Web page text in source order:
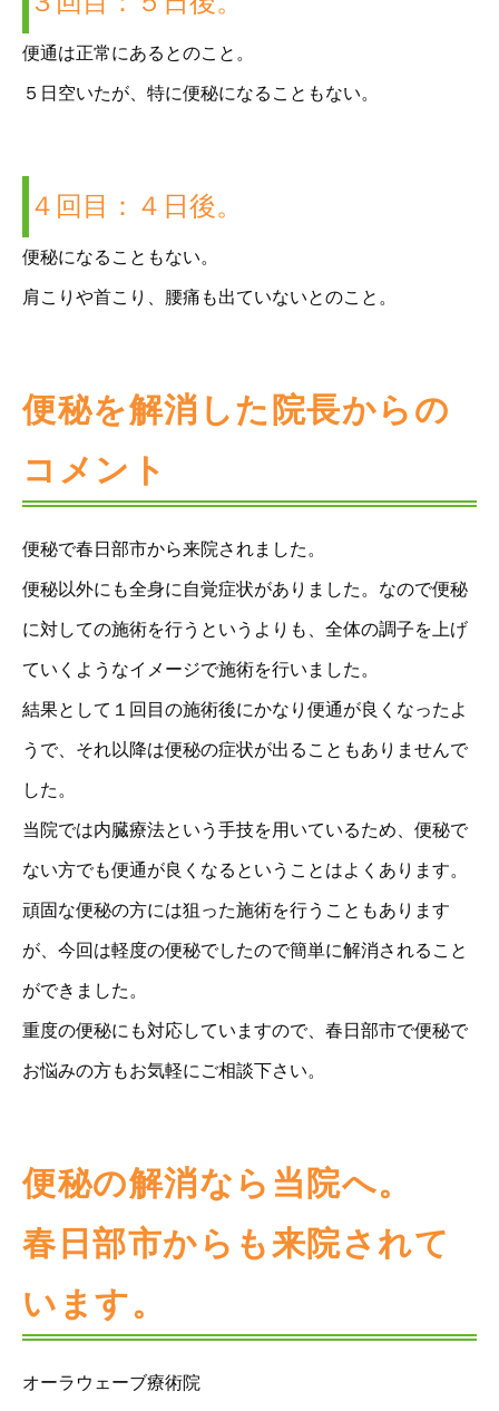
便通は正常にあるとのこと。
５日空いたが、特に便秘になることもない。
４回目：４日後。
便秘になることもない。
肩こりや首こり、腰痛も出ていないとのこと。
便秘を解消した院長からの
コメント
便秘で春日部市から来院されました。
便秘以外にも全身に自覚症状がありました。なので便秘
に対しての施術を行うというよりも、全体の調子を上げ
ていくようなイメージで施術を行いました。
結果として１回目の施術後にかなり便通が良くなったよ
うで、それ以降は便秘の症状が出ることもありませんで
した。
当院では内臓療法という手技を用いているため、便秘で
ない方でも便通が良くなるということはよくあります。
頑固な便秘の方には狙った施術を行うこともあります
が、今回は軽度の便秘でしたので簡単に解消されること
ができました。
重度の便秘にも対応していますので、春日部市で便秘で
お悩みの方もお気軽にご相談下さい。
便秘の解消なら当院へ。
春日部市からも来院されて
います。
オーラウェーブ療術院